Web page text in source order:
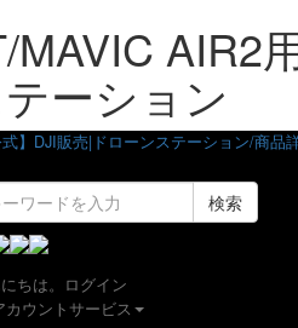
MAVIC AIR2
ーション
検索
ちは。ログイン
カウントサービス